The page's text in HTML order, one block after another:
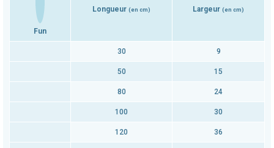
Fun
Longueur (en cm) Largeur (en cm)
30 9
50 15
80 24
100 30
120 36